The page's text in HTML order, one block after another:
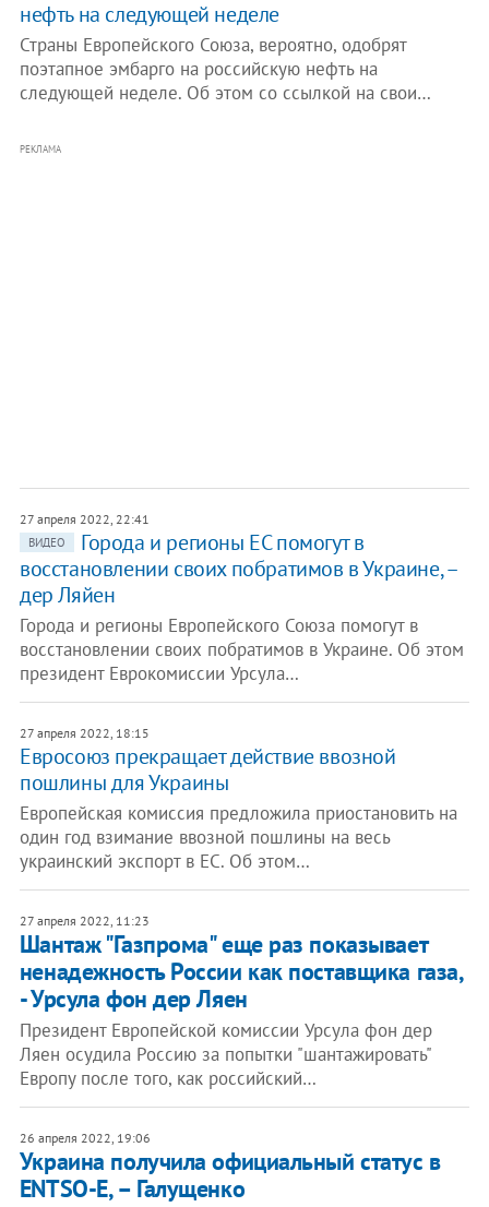
нефть на следующей неделе
Страны Европейского Союза, вероятно, одобрят
поэтапное эмбарго на российскую нефть на
следующей неделе. Об этом со ссылкой на свои…
РЕКЛАМА
27 апреля 2022, 22:41
ВИДЕО
Города и регионы ЕС помогут в
восстановлении своих побратимов в Украине, –
дер Ляйен
Города и регионы Европейского Союза помогут в
восстановлении своих побратимов в Украине. Об этом
президент Еврокомиссии Урсула…
27 апреля 2022, 18:15
Евросоюз прекращает действие ввозной
пошлины для Украины
Европейская комиссия предложила приостановить на
один год взимание ввозной пошлины на весь
украинский экспорт в ЕС. Об этом…
27 апреля 2022, 11:23
Шантаж "Газпрома" еще раз показывает
ненадежность России как поставщика газа,
- Урсула фон дер Ляен
Президент Европейской комиссии Урсула фон дер
Ляен осудила Россию за попытки "шантажировать"
Европу после того, как российский…
26 апреля 2022, 19:06
Украина получила официальный статус в
ENTSO-E, – Галущенко